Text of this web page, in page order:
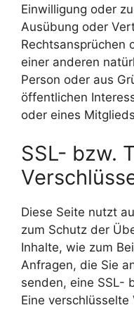
Einwilligung oder
Ausübung oder
Rechtsansprüchen
einer anderen
Person oder aus
öffentlichen
oder eines
SSL- bzw.
Diese Seite nutzt
zum Schutz der
Inhalte, wie zum
Anfragen, die Sie
senden, eine SSL-
Eine